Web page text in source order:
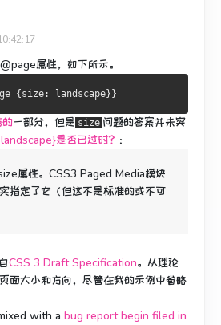
属性，如下所示。
一部分， 但是 size 问题的答案并未突
是否已过时？ ：
属性。 CSS3 Paged Media模块
指定了它（但这不是标准的或不可
CSS 3 Draft Specification。 从理论
面大小和方向，尽管在我的示例中省略
with a bug report begin filed in